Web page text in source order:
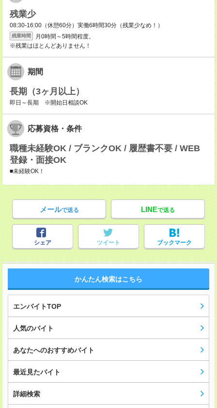
残業少
08:30-16:00（休憩60分）実働6時間30分（残業少なめ！）
残業時間
月0時間～5時間程度。
※残業はほとんどありません！
期間
長期（3ヶ月以上）
即日～長期 ※開始日相談OK
応募資格・条件
職種未経験OK / ブランクOK / 履歴書不要 / WEB
登録・面接OK
■未経験OK！
メールで送る LINEで送る
シェア ツイート ブックマーク
かんたん検索はこちら
エンバイトTOP
人気のバイト
あなたへのおすすめバイト
最近見たバイト
詳細検索